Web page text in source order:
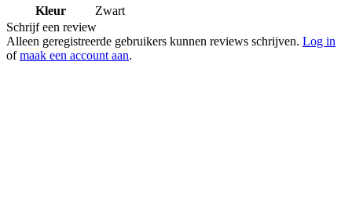
Kleur
Zwart
Schrijf een review
Alleen geregistreerde gebruikers kunnen reviews schrijven. Log in
ofmaak een account aan.